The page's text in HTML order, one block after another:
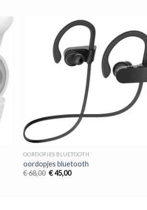
OORDOPJES BLUETOOTH
oordopjes bluetooth
€68,00 Oorspronkelijke
€45,00Huidige